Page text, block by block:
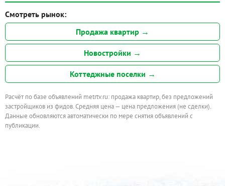
Смотреть рынок:
Продажа квартир →
Новостройки →
Коттеджные поселки →
Расчёт по базе объявлений metrtv.ru: продажа квартир, без предложений
застройщиков из фидов. Средняя цена — цена предложения (не сделки).
Данные обновляются автоматически по мере снятия объявлений с
публикации.